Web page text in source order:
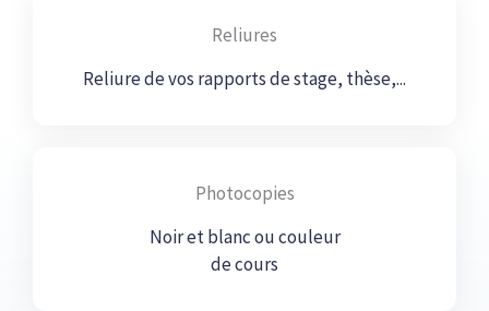
Reliures
Reliure de vos rapports de stage, thèse,...
Photocopies
Noir et blanc ou couleur
de cours